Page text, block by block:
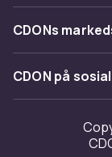
Varemerker
Om oss
Jobbe på CDON
Investor
Tilgjengelighet
CDONs
Merchant
CDON på